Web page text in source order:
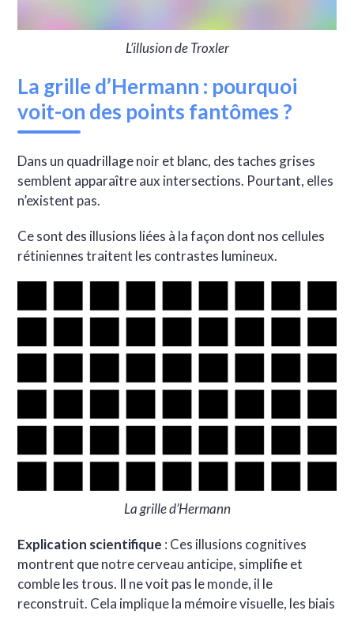
L’illusion de Troxler
La grille d’Hermann : pourquoi
voit-on des points fantômes ?
Dans un quadrillage noir et blanc, des taches grises
semblent apparaître aux intersections. Pourtant, elles
n’existent pas.
Ce sont des illusions liées à la façon dont nos cellules
rétiniennes traitent les contrastes lumineux.
La grille d’Hermann
Explication scientifique : Ces illusions cognitives
montrent que notre cerveau anticipe, simplifie et
comble les trous. Il ne voit pas le monde, il le
reconstruit. Cela implique la mémoire visuelle, les biais